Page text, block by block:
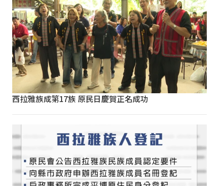
西拉雅族成第17族 原民日慶賀正名成功